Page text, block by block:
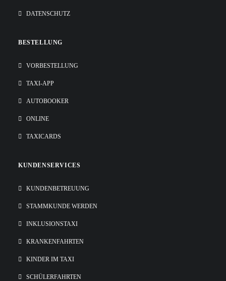
DATENSCHUTZ
BESTELLUNG
VORBESTELLUNG
TAXI-APP
AUTOBOOKER
ONLINE
TAXICARDS
KUNDENSERVICES
KUNDENBETREUUNG
STAMMKUNDE WERDEN
INKLUSIONSTAXI
KRANKENFAHRTEN
KINDER IM TAXI
SCHÜLERFAHRTEN